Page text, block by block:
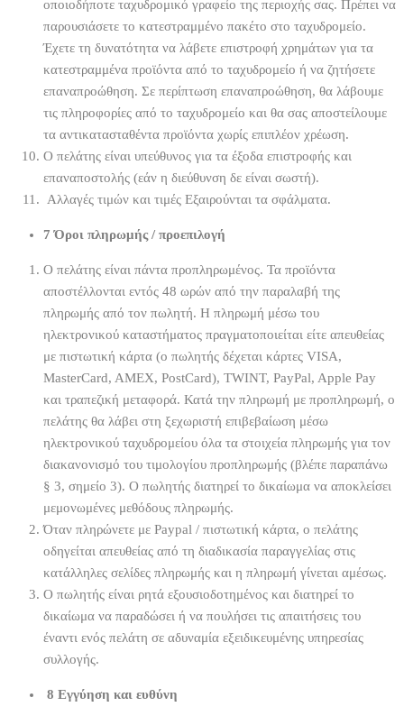
οποιοδήποτε ταχυδρομικό γραφείο της περιοχής σας. Πρέπει να
παρουσιάσετε το κατεστραμμένο πακέτο στο ταχυδρομείο.
Έχετε τη δυνατότητα να λάβετε επιστροφή χρημάτων για τα
κατεστραμμένα προϊόντα από το ταχυδρομείο ή να ζητήσετε
επαναπροώθηση. Σε περίπτωση επαναπροώθηση, θα λάβουμε
τις πληροφορίες από το ταχυδρομείο και θα σας αποστείλουμε
τα αντικατασταθέντα προϊόντα χωρίς επιπλέον χρέωση.
Ο πελάτης είναι υπεύθυνος για τα έξοδα επιστροφής και
επαναποστολής (εάν η διεύθυνση δε είναι σωστή).
Αλλαγές τιμών και τιμές Εξαιρούνται τα σφάλματα.
7 Όροι πληρωμής / προεπιλογή
Ο πελάτης είναι πάντα προπληρωμένος. Τα προϊόντα
αποστέλλονται εντός 48 ωρών από την παραλαβή της
πληρωμής από τον πωλητή. Η πληρωμή μέσω του
ηλεκτρονικού καταστήματος πραγματοποιείται είτε απευθείας
με πιστωτική κάρτα (ο πωλητής δέχεται κάρτες VISA,
MasterCard, AMEX, PostCard), TWINT, PayPal, Apple Pay
και τραπεζική μεταφορά. Κατά την πληρωμή με προπληρωμή, ο
πελάτης θα λάβει στη ξεχωριστή επιβεβαίωση μέσω
ηλεκτρονικού ταχυδρομείου όλα τα στοιχεία πληρωμής για τον
διακανονισμό του τιμολογίου προπληρωμής (βλέπε παραπάνω
§ 3, σημείο 3). Ο πωλητής διατηρεί το δικαίωμα να αποκλείσει
μεμονωμένες μεθόδους πληρωμής.
Όταν πληρώνετε με Paypal / πιστωτική κάρτα, ο πελάτης
οδηγείται απευθείας από τη διαδικασία παραγγελίας στις
κατάλληλες σελίδες πληρωμής και η πληρωμή γίνεται αμέσως.
Ο πωλητής είναι ρητά εξουσιοδοτημένος και διατηρεί το
δικαίωμα να παραδώσει ή να πουλήσει τις απαιτήσεις του
έναντι ενός πελάτη σε αδυναμία εξειδικευμένης υπηρεσίας
συλλογής.
8 Εγγύηση και ευθύνη